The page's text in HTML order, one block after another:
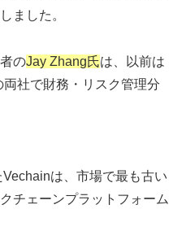
ました。
のJay Zhang氏は、以前は
社で財務・リスク管理分
は、市場で最も古い
チェーンプラットフォーム